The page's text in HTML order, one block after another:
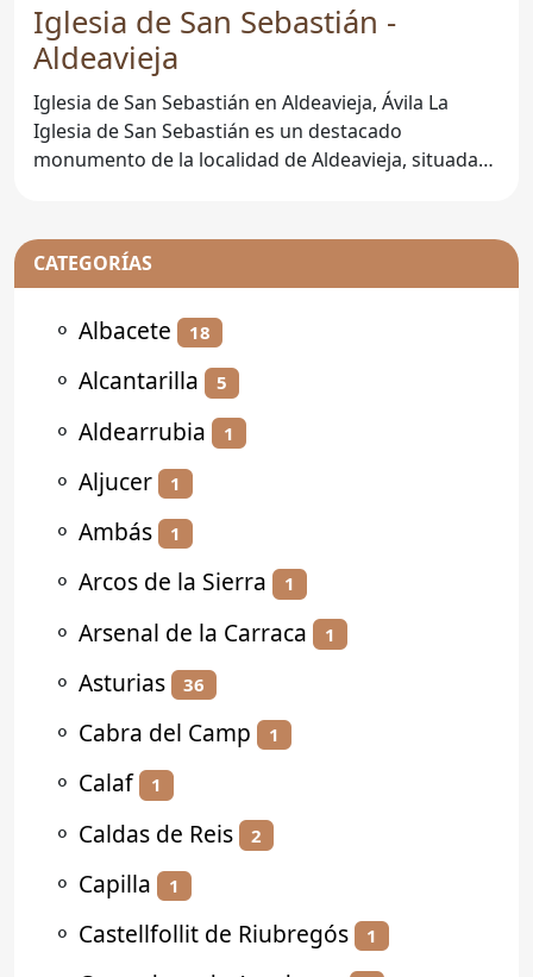
Iglesia de San Sebastián -
Aldeavieja
Iglesia de San Sebastián en Aldeavieja, Ávila La
Iglesia de San Sebastián es un destacado
monumento de la localidad de Aldeavieja, situada
CATEGORÍAS
⚬ Albacete 18
⚬ Alcantarilla 5
⚬ Aldearrubia 1
⚬ Aljucer 1
⚬ Ambás 1
⚬ Arcos de la Sierra 1
⚬ Arsenal de la Carraca 1
⚬ Asturias 36
⚬ Cabra del Camp 1
⚬ Calaf 1
⚬ Caldas de Reis 2
⚬ Capilla 1
⚬ Castellfollit de Riubregós 1